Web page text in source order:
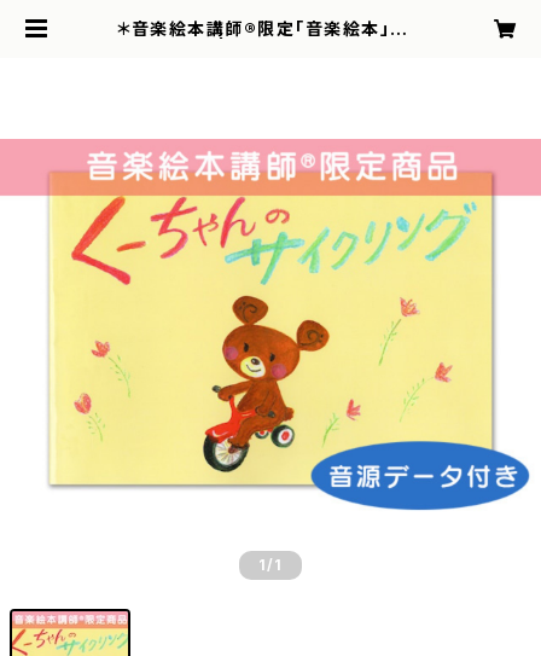
＊音楽絵本講師®︎限定「音楽絵本」全て
1 /1